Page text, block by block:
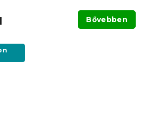
Bővebben